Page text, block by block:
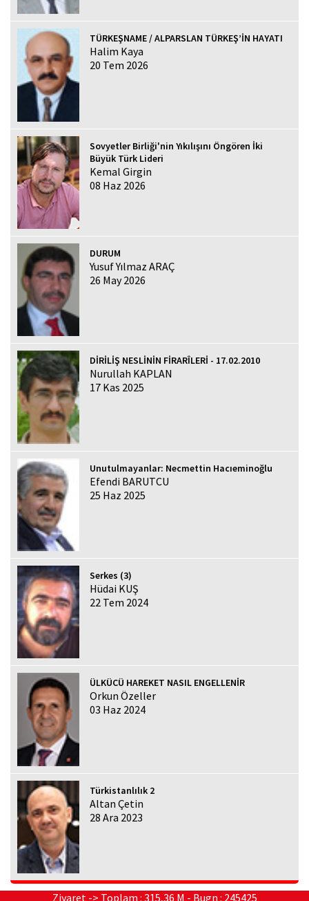
TÜRKEŞNAME / ALPARSLAN TÜRKEŞ’İN HAYATI
Halim Kaya
20 Tem 2026
Sovyetler Birliği'nin Yıkılışını Öngören İki
Büyük Türk Lideri
Kemal Girgin
08 Haz 2026
DURUM
Yusuf Yılmaz ARAÇ
26 May 2026
DİRİLİŞ NESLİNİN FİRARÎLERİ - 17.02.2010
Nurullah KAPLAN
17 Kas 2025
Unutulmayanlar: Necmettin Hacıeminoğlu
Efendi BARUTCU
25 Haz 2025
Serkes (3)
Hüdai KUŞ
22 Tem 2024
ÜLKÜCÜ HAREKET NASIL ENGELLENİR
Orkun Özeller
03 Haz 2024
Türkistanlılık 2
Altan Çetin
28 Ara 2023
Ziyaret -> Toplam : 315,36 M - Bugn : 245425